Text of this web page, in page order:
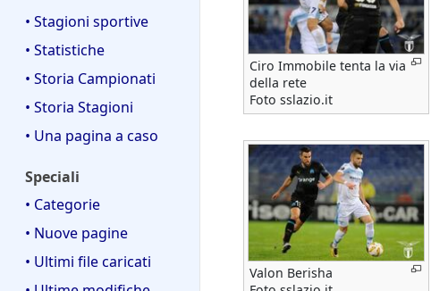
• Stagioni sportive
• Statistiche
• Storia Campionati
• Storia Stagioni
• Una pagina a caso
Speciali
• Categorie
• Nuove pagine
• Ultimi file caricati
Ciro Immobile tenta la via
della rete
Foto sslazio.it
Valon Berisha